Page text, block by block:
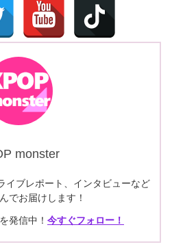
monster
イブレポート、インタビューなど
でお届けします！
発信中！ 今すぐフォロー！